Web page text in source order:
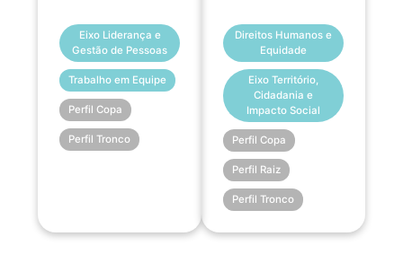
Eixo Liderança e
Gestão de Pessoas
Trabalho em Equipe
Perfil Copa
Perfil Tronco
Direitos Humanos e
Equidade
Eixo Território,
Cidadania e
Impacto Social
Perfil Copa
Perfil Raiz
Perfil Tronco